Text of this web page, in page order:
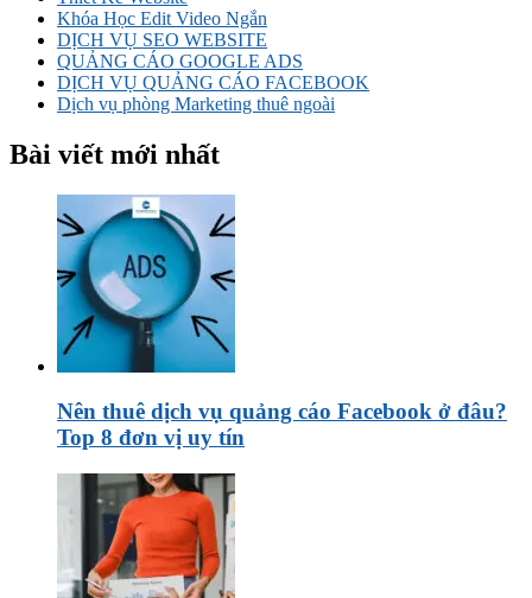
Khóa Học Edit Video Ngắn
DỊCH VỤ SEO WEBSITE
QUẢNG CÁO GOOGLE ADS
DỊCH VỤ QUẢNG CÁO FACEBOOK
Dịch vụ phòng Marketing thuê ngoài
Bài viết mới nhất
Nên thuê dịch vụ quảng cáo Facebook ở đâu?
Top 8 đơn vị uy tín